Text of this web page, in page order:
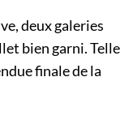
deux galeries
bien garni. Telle
finale de la